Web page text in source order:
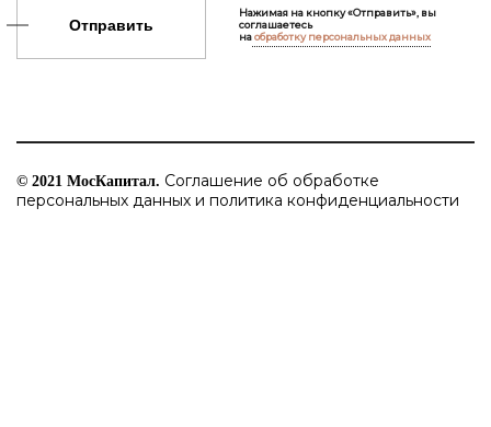
Отправить
Нажимая на кнопку «Отправить», вы
соглашаетесь
наобработку персональных данных
© 2021 МосКапитал. Соглашение об обработке
персональных данных и политика конфиденциальности